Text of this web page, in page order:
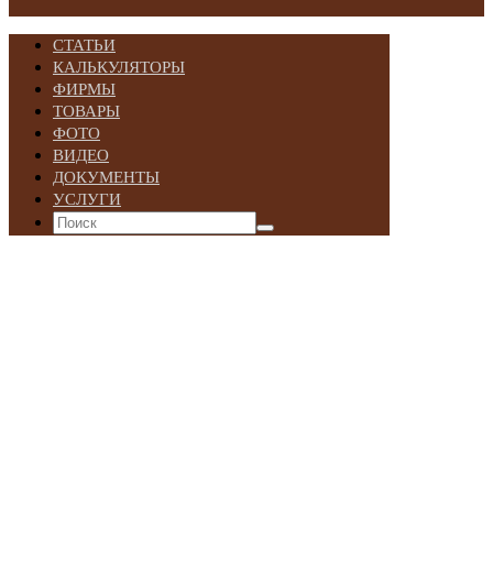
СТАТЬИ
КАЛЬКУЛЯТОРЫ
ФИРМЫ
ТОВАРЫ
ФОТО
ВИДЕО
ДОКУМЕНТЫ
УСЛУГИ